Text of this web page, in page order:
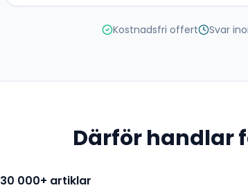
Kostnadsfri offert Svar
Därför handlar
30 000+ artiklar